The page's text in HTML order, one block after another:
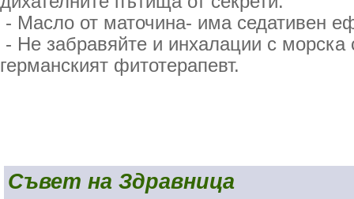
- Масло от маточина- има седативен
- Не забравяйте и инхалации с
германският фитотерапевт.
Съвет на Здравница